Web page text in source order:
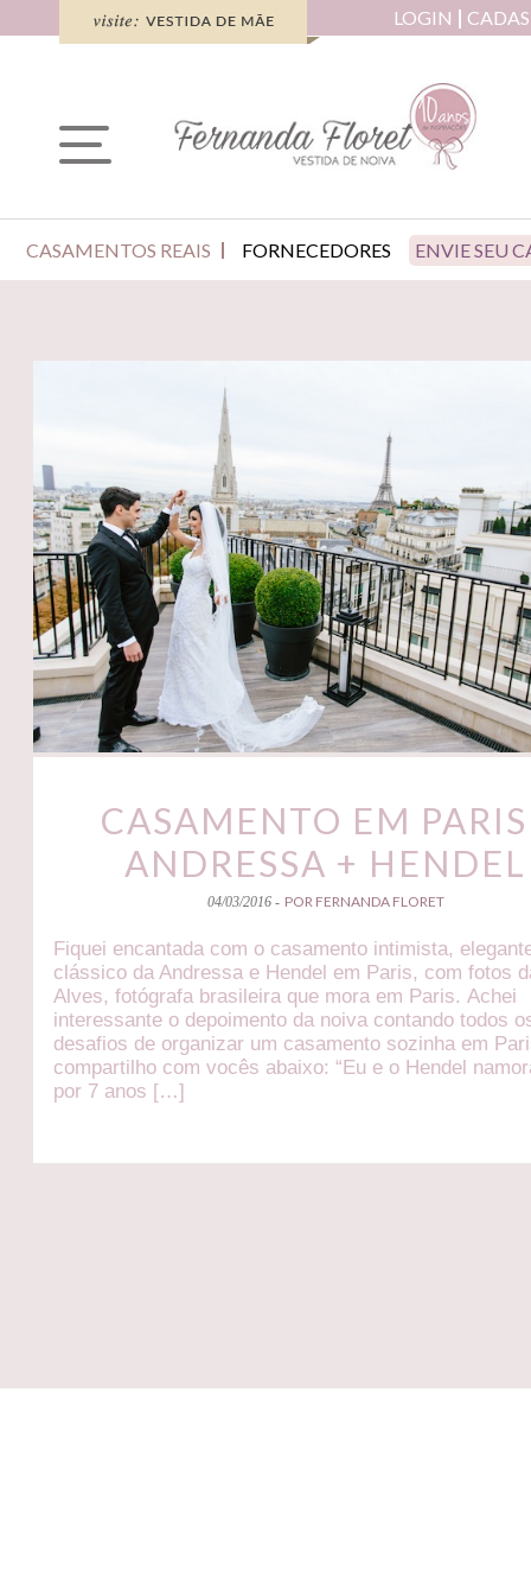
LOGIN
CASAMENTOS REAIS FORNECEDORES ENVIE SEU
CASAMENTO EM
ANDRESSA + HENDEL
04/03/2016 - POR FERNANDA FLORET
Fiquei encantada com o casamento intimista,
clássico da Andressa e Hendel em Paris, com fotos
Alves, fotógrafa brasileira que mora em Paris. Achei
interessante o depoimento da noiva contando todos
desafios de organizar um casamento sozinha em
compartilho com vocês abaixo: “Eu e o Hendel
por 7 anos […]